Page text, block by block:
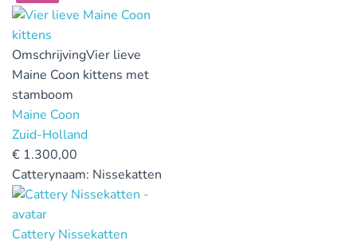
OmschrijvingVier lieve
Maine Coon kittens met
stamboom
Maine Coon
Zuid-Holland
€ 1.300,00
Catterynaam: Nissekatten
Cattery Nissekatten